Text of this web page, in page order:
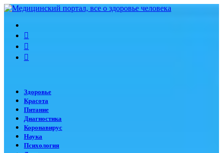
Здоровье
Красота
Питание
Диагностика
Коронавирус
Наука
Психология